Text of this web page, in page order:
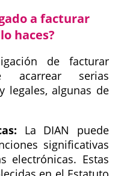
a facturar
haces?
de facturar
acarrear serias
legales, algunas de
La DIAN puede
significativas
electrónicas. Estas